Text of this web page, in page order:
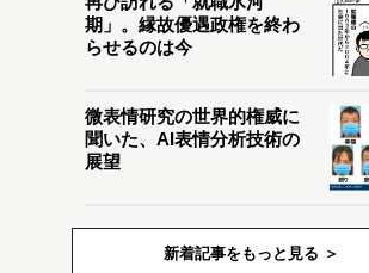
期」。縁故優遇政権を終わ
らせるのは今
微表情研究の世界的権威に
聞いた、AI表情分析技術の
展望
新着記事をもっと見る